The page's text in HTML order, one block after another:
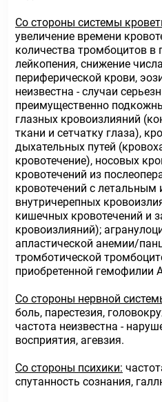
Со стороны системы
увеличение времени
количества тромбоцитов в
лейкопения, снижение
периферической крови,
неизвестна - случаи
преимущественно
глазных кровоизлияний
ткани и сетчатку глаза),
дыхательных путей
кровотечение), носовых
кровотечений из
кровотечений с летальным
внутричерепных
кишечных кровотечений и
кровоизлияний);
апластической анемии/
тромботической
приобретенной гемофилии
Со стороны нервной
боль, парестезия,
частота неизвестна -
восприятия, агевзия.
Со стороны психики:
спутанность сознания,